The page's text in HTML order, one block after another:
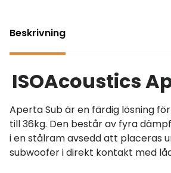
Beskrivning
ISOAcoustics
Aperta Sub är en färdig lösning
till 36kg. Den består av fyra
i en stålram avsedd att placeras
subwoofer i direkt kontakt med